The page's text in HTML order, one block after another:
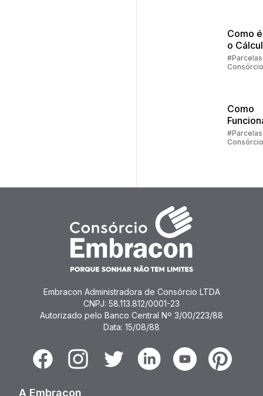
Como
o
Consórcio
Como
Consórcio
Embracon Administradora de Consórcio LTDA
CNPJ: 58.113.812/0001-23
Autorizado pelo Banco Central Nº 3/00/223/88
Data: 15/08/88
FacebookInstagramTwitter LinkedinYoutubePinterest
A Embracon